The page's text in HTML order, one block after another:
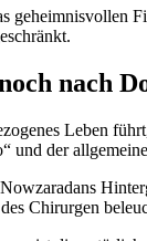
nach
Leben
und der
Chirurgen